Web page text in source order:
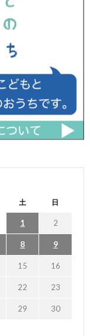
土 日
1 2
8 9
15 16
22 23
29 30